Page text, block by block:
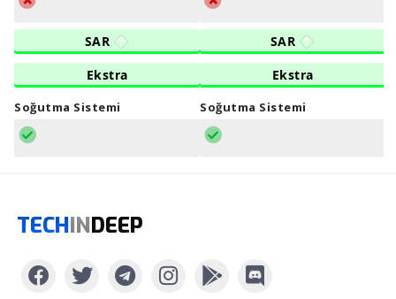
SAR
Ekstra
Soğutma Sistemi
SAR
Ekstra
Soğutma Sistemi
TECHINDEEP